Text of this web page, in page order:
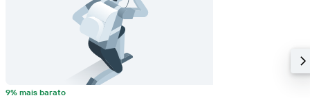
9% mais barato